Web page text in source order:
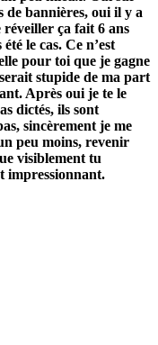
de bannières, oui il y a
réveiller ça fait 6 ans
le cas. Ce n’est
pour toi que je gagne
stupide de ma part
Après oui je te le
dictés, ils sont
sincèrement je me
peu moins, revenir
visiblement tu
impressionnant.